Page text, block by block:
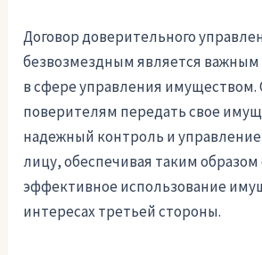
Договор доверительного
безвозмездным является
в сфере управления имуществом.
поверителям передать свое
надежный контроль и
лицу, обеспечивая таким образом
эффективное использование
интересах третьей стороны.